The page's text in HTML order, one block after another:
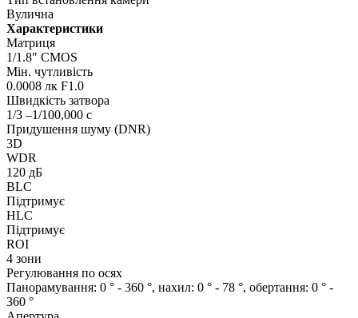
Вулична
Характеристики
Матриця
1/1.8" CMOS
Мін. чутливість
0.0008 лк F1.0
Швидкість затвора
1/3 –1/100,000 с
Придушення шуму (DNR)
3D
WDR
120 дБ
BLC
Підтримує
HLC
Підтримує
ROI
4 зони
Регулювання по осях
Панорамування: 0 ° - 360 °, нахил: 0 ° - 78 °, обертання: 0 ° -
360 °